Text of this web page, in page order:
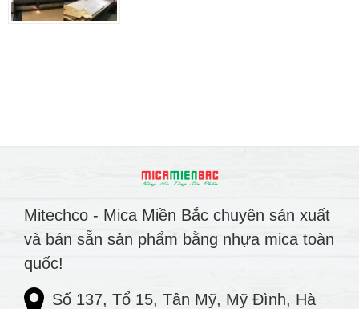
Mitechco - Mica Miền Bắc chuyên sản xuất
và bán sẵn sản phẩm bằng nhựa mica toàn
quốc!
Số 137, Tổ 15, Tân Mỹ, Mỹ Đình, Hà